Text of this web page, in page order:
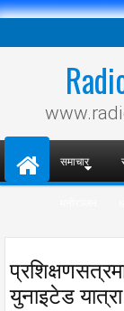
समाचार
युनाइटेड